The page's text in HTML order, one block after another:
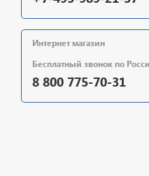
Интернет магазин
Бесплатный звонок по
8 800 775-70-31